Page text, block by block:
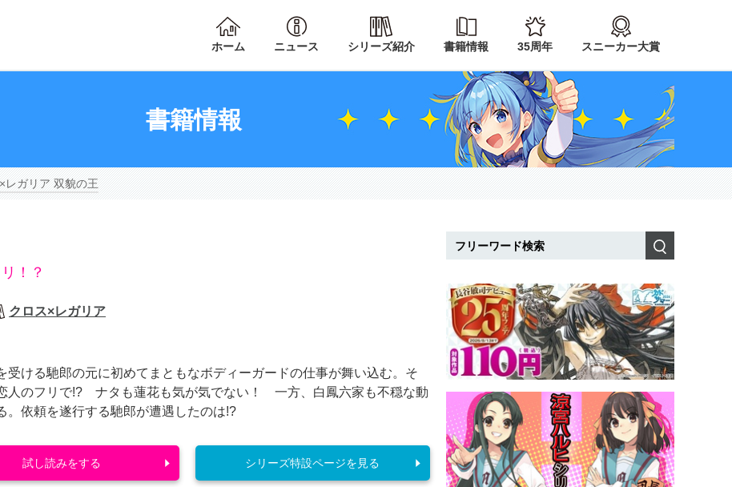
ホーム ニュース シリーズ紹介 書籍情報 35周年 スニーカー大賞
書籍情報
レガリア 双貌の王
！？
クロス×レガリア
受ける馳郎の元に初めてまともなボディーガードの仕事が舞い込む。そ
人のフリで!? ナタも蓮花も気が気でない！ 一方、白鳳六家も不穏な動
。依頼を遂行する馳郎が遭遇したのは!?
試し読みをする シリーズ特設ページを見る